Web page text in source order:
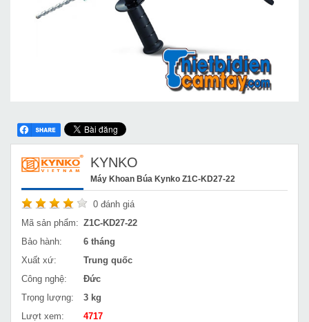
KYNKO
Máy Khoan Búa Kynko Z1C-KD27-22
0 đánh giá
Mã sản phẩm: Z1C-KD27-22
Bảo hành:
6 tháng
Xuất xứ:
Trung quốc
Công nghệ:
Đức
Trọng lượng:
3 kg
Lượt xem:
4717